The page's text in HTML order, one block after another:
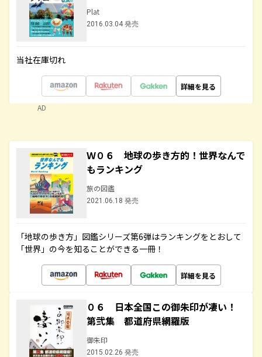
Plat
2016.03.04 発売
当社在庫切れ
詳細を見る
AD
Ｗ０６ 地球の歩き方的！世界なんで
もランキング
旅の図鑑
2021.06.18 発売
「地球の歩き方」図鑑シリーズ第6弾はランキングをとおして
「世界」の今を知ることができる一冊！
詳細を見る
０６ 日本全国この御朱印が凄い！
第弐集 都道府県網羅版
御朱印
2015.02.26 発売